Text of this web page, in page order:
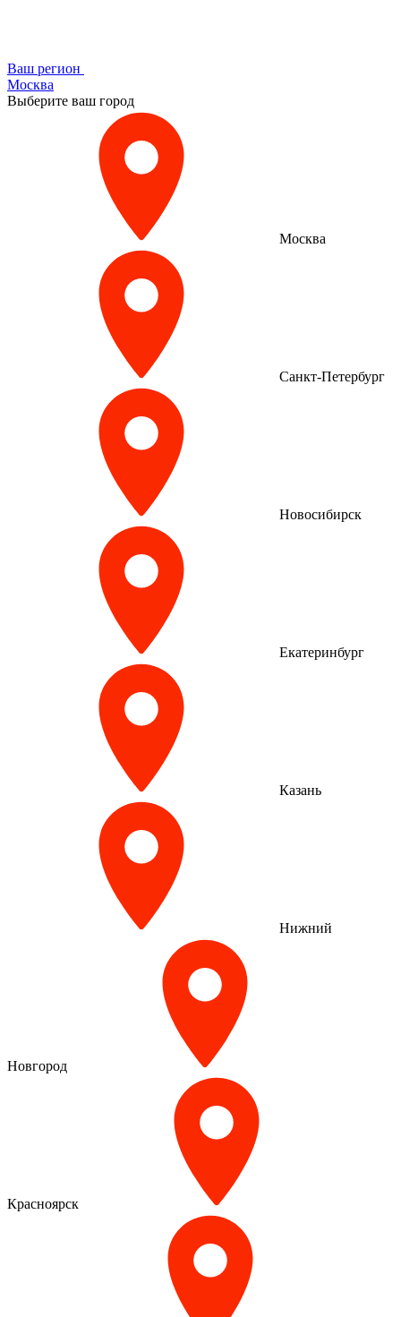
Ваш регион
Москва
Выберите ваш город
Москва
Санкт-Петербург
Новосибирск
Екатеринбург
Казань
Нижний
Новгород
Красноярск